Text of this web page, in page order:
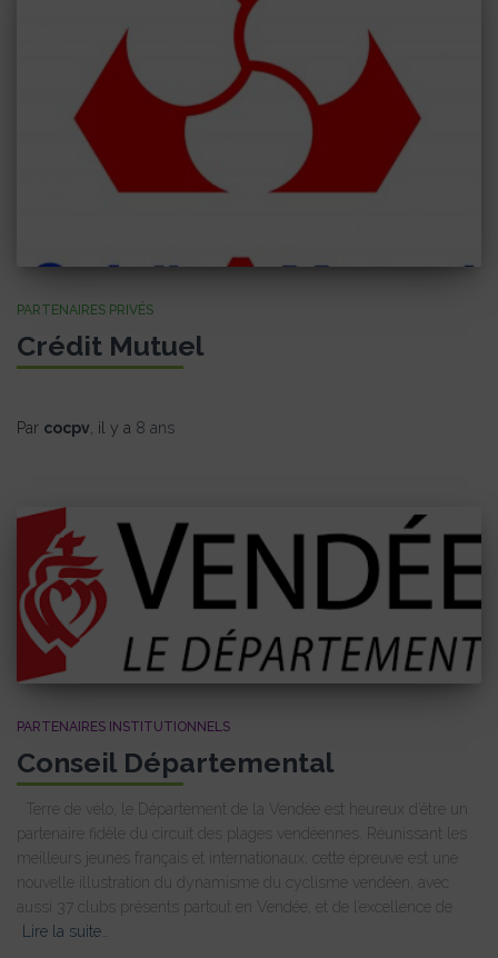
PARTENAIRES PRIVÉS
Crédit Mutuel
Par cocpv , il y a 8 ans
PARTENAIRES INSTITUTIONNELS
Conseil Départemental
Terre de vélo, le Département de la Vendée est heureux d’être un
partenaire fidèle du circuit des plages vendéennes. Réunissant les
meilleurs jeunes français et internationaux, cette épreuve est une
nouvelle illustration du dynamisme du cyclisme vendéen, avec
aussi 37 clubs présents partout en Vendée, et de l’excellence de
Lire la suite…